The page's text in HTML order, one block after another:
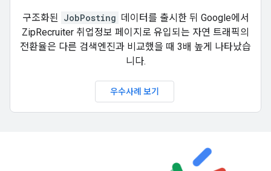
구조화된 JobPosting 데이터를 출시한 뒤 Google에서
ZipRecruiter 취업정보 페이지로 유입되는 자연 트래픽의
전환율은 다른 검색엔진과 비교했을 때 3배 높게 나타났습
니다.
우수사례 보기